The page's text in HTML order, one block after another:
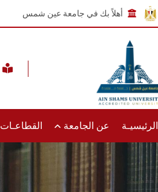
أهلاً بك في جامعة عين شمس
الرئيسيـة عن الجامعة القطاعـات